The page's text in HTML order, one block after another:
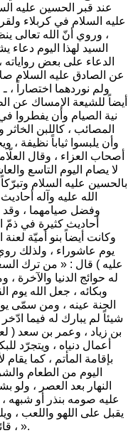
عند قبر الحسين عليه
عليه السلام في كربلاء
، وروي أنّ الله تعالى
السيد لهذا اليوم
الدعاء على بعض
عن الصادق عليه السلام
ولم نوردهما اختصاراً ،
أيضاً للشيعة الإمساك عن
نية الصيام وأن يفطروا
المصائب ، كاللبن الخاثر
وأن يلبسوا ثياباً نظيفة ،
أصحاب العزاء ، وقال
لا يصام اليوم التاسع
بالحسين عليه السلام
الله عليه وآله
وفضل صيامهما ،
أحاديث كثيرة في ذمّ
وكانت أيضاً بنو أميّة
يوم عاشوراء ، ولذلك
عليه ) قال : « من ترك
له حوائج الدنيا
وبكائه ، جعل الله
الجنة عينه ، ومن سمّى
شيئاً لم يبارك له فيما
بن زياد ، وعمر بن سعد (
أعمال دنياه ، ويتجرّد
بإقامة المأتم ، كما
اليوم من الطعام
النهار بعد العصر ، ولو
عليه صومه بنذر أو شبهه ،
يقبل على اللهو واللعب ،
، قائلاً : اللَّهُمَّ الْعَنْ قَتَلَةَ الْحُسَيْنِ عليه السلام ».